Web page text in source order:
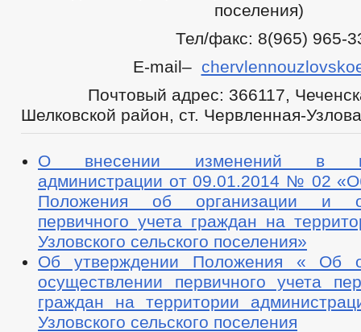
поселения)
Тел/факс: 8(965) 965-
Е-mail–
Почтовый адрес: 366117,
Шелковской район, ст. Червленная-
О внесении изменений в
администрации от 09.01.2014 № 02
Положения об организации и
первичного учета граждан на
Узловского сельского поселения»
Об утверждении Положения « Об
осуществлении первичного учета
граждан на территории
Узловского сельского поселения